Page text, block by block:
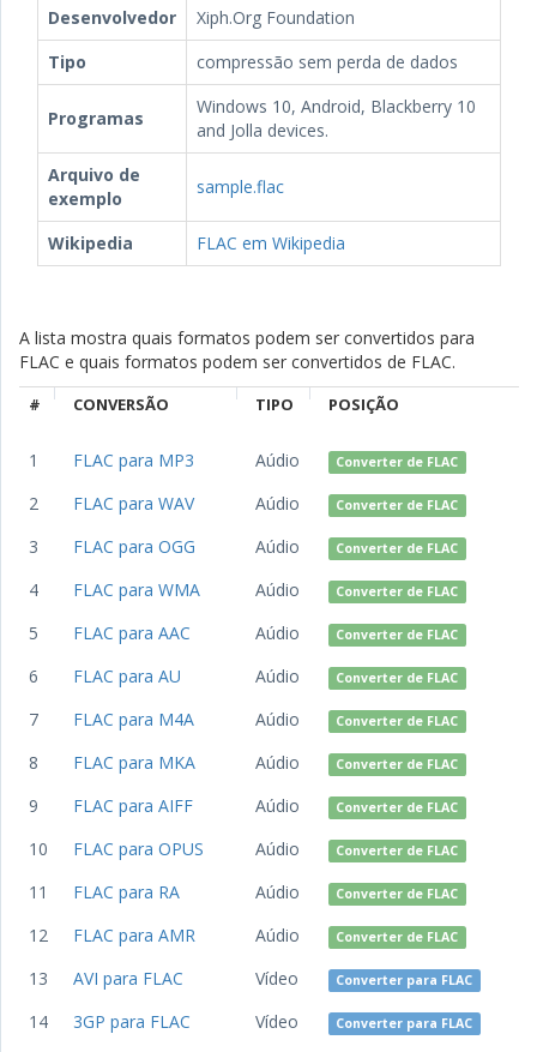
Desenvolvedor
Xiph.Org Foundation
Tipo
compressão sem perda de dados
Programas
Windows 10, Android, Blackberry 10
and Jolla devices.
Arquivo de
exemplo
sample.flac
Wikipedia FLAC em Wikipedia
A lista mostra quais formatos podem ser convertidos para
FLAC e quais formatos podem ser convertidos de FLAC.
# CONVERSÃO TIPO POSIÇÃO
1 FLAC para MP3 Aúdio Converter de FLAC
2 FLAC para WAV Aúdio Converter de FLAC
3 FLAC para OGG Aúdio Converter de FLAC
4 FLAC para WMA Aúdio Converter de FLAC
5 FLAC para AAC Aúdio Converter de FLAC
6 FLAC para AU Aúdio Converter de FLAC
7 FLAC para M4A Aúdio Converter de FLAC
8 FLAC para MKA Aúdio Converter de FLAC
9 FLAC para AIFF Aúdio Converter de FLAC
10 FLAC para OPUS Aúdio Converter de FLAC
11 FLAC para RA Aúdio Converter de FLAC
12 FLAC para AMR Aúdio Converter de FLAC
13 AVI para FLAC Vídeo Converter para FLAC
14 3GP para FLAC Vídeo Converter para FLAC